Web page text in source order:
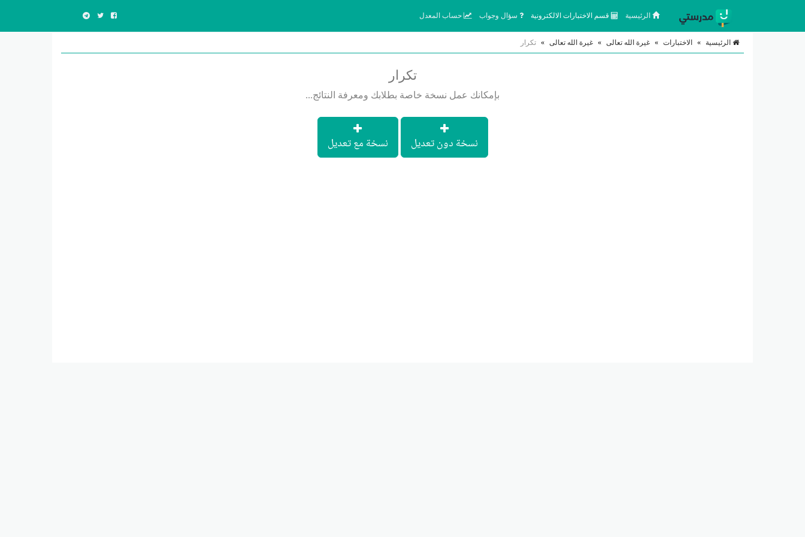
الرئيسية قسم الاختبارات الالكترونية سؤال وجواب حساب المعدل
الرئيسية » الاختبارات » غيرة الله تعالى » غيرة الله تعالى » تكرار
تكرار
بإمكانك عمل نسخة خاصة بطلابك ومعرفة النتائج...
نسخة دون تعديل نسخة مع تعديل